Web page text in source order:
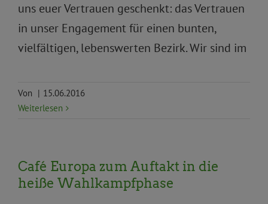
uns euer Vertrauen geschenkt: das Vertrauen
in unser Engagement für einen bunten,
vielfältigen, lebenswerten Bezirk. Wir sind im
Von | 15.06.2016
Weiterlesen
Café Europa zum Auftakt in die
heiße Wahlkampfphase